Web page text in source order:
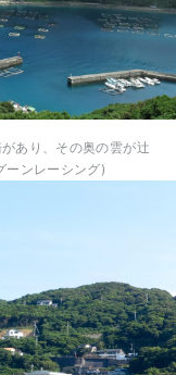
あり、その奥の雲が辻
ンレーシング)